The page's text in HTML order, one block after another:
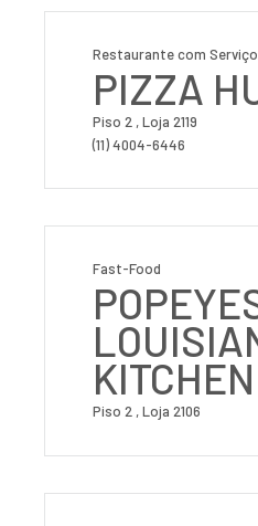
Restaurante com
PIZZA
Piso 2 , Loja 2119
(11) 4004-6446
Fast-Food
KITCHEN
Piso 2 , Loja 2106